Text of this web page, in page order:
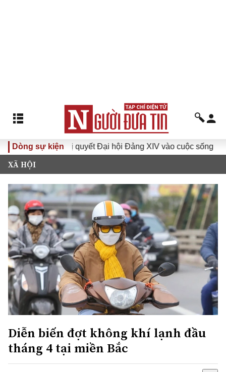
Dòng sự kiện
Đưa Nghị quyết Đại hội Đảng XIV vào cuộc sống
XÃ HỘI
Diễn biến đợt không khí lạnh đầu
tháng 4 tại miền Bắc